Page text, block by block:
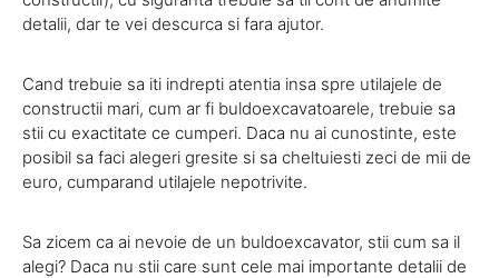
detalii, dar te vei descurca si fara ajutor.
Cand trebuie sa iti indrepti atentia insa spre utilajele de
constructii mari, cum ar fi buldoexcavatoarele, trebuie sa
stii cu exactitate ce cumperi. Daca nu ai cunostinte, este
posibil sa faci alegeri gresite si sa cheltuiesti zeci de mii de
euro, cumparand utilajele nepotrivite.
Sa zicem ca ai nevoie de un buldoexcavator, stii cum sa il
alegi? Daca nu stii care sunt cele mai importante detalii de